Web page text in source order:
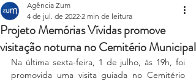
Projeto Memórias Vívidas promove
visitação noturna no Cemitério Municipal
Agência Zum
4 de jul. de 2022 2 min de leitura
Na última sexta-feira, 1 de julho, às 19h, foi
promovida uma visita guiada no Cemitério